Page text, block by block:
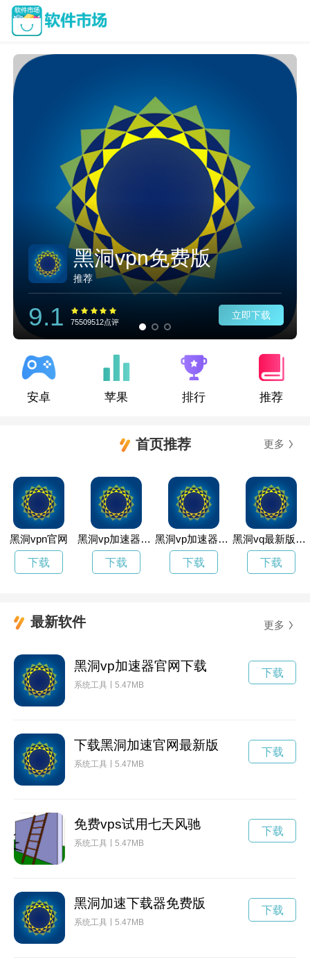
黑洞vpn免费版
推荐
9.1 75509512点评
立即下载
安卓 苹果 排行 推荐
首页推荐 更多
黑洞vpn官网
下载
黑洞vp加速器官网电脑版
下载
黑洞vp加速器官网
下载
黑洞vq最新版官网
下载
最新软件 更多
黑洞vp加速器官网下载
系统工具 5.47MB
下载
下载黑洞加速官网最新版
系统工具 5.47MB
下载
免费vps试用七天风驰
系统工具 5.47MB
下载
黑洞加速下载器免费版
系统工具 5.47MB
下载